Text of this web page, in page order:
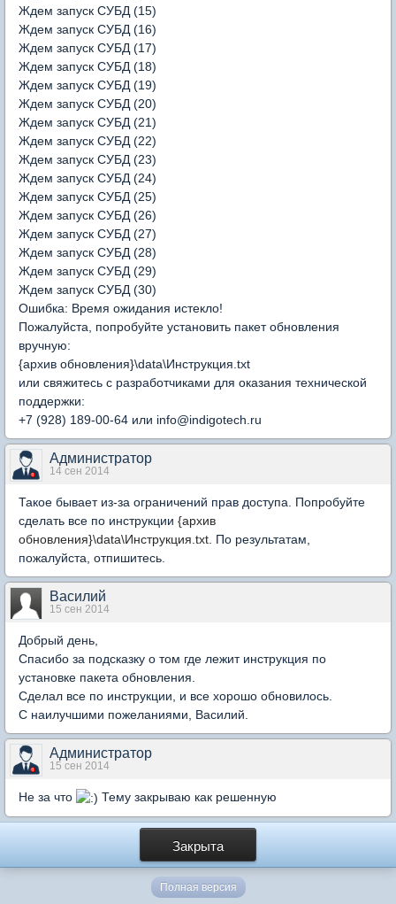
Ждем запуск СУБД (15)
Ждем запуск СУБД (16)
Ждем запуск СУБД (17)
Ждем запуск СУБД (18)
Ждем запуск СУБД (19)
Ждем запуск СУБД (20)
Ждем запуск СУБД (21)
Ждем запуск СУБД (22)
Ждем запуск СУБД (23)
Ждем запуск СУБД (24)
Ждем запуск СУБД (25)
Ждем запуск СУБД (26)
Ждем запуск СУБД (27)
Ждем запуск СУБД (28)
Ждем запуск СУБД (29)
Ждем запуск СУБД (30)
Ошибка: Время ожидания истекло!
Пожалуйста, попробуйте установить пакет обновления
вручную:
{архив обновления}\data\Инструкция.txt
или свяжитесь с разработчиками для оказания технической
поддержки:
+7 (928) 189-00-64 или info@indigotech.ru
Администратор
14 сен 2014
Такое бывает из-за ограничений прав доступа. Попробуйте
сделать все по инструкции {архив
обновления}\data\Инструкция.txt . По результатам,
пожалуйста, отпишитесь.
Василий
15 сен 2014
Добрый день,
Спасибо за подсказку о том где лежит инструкция по
установке пакета обновления.
Сделал все по инструкции, и все хорошо обновилось.
С наилучшими пожеланиями, Василий.
Администратор
15 сен 2014
Не за что Тему закрываю как решенную
Закрыта
Полная версия